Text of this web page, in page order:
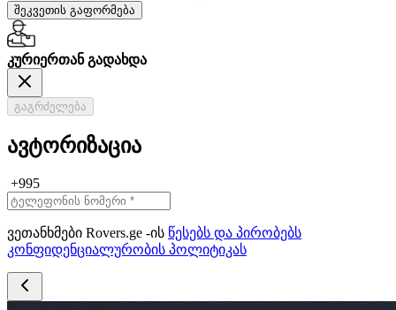
შეკვეთის გაფორმება
კურიერთან გადახდა
გაგრძელება
ავტორიზაცია
+995
ვეთანხმები Rovers.ge -ის წესებს და პირობებს
კონფიდენციალურობის პოლიტიკას